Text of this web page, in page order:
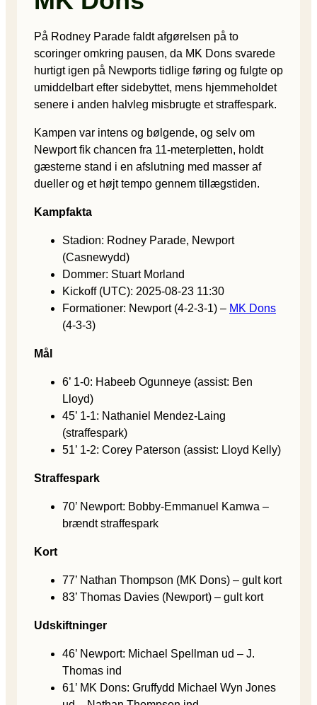
På Rodney Parade faldt afgørelsen på to
scoringer omkring pausen, da MK Dons svarede
hurtigt igen på Newports tidlige føring og fulgte op
umiddelbart efter sidebyttet, mens hjemmeholdet
senere i anden halvleg misbrugte et straffespark.
Kampen var intens og bølgende, og selv om
Newport fik chancen fra 11-meterpletten, holdt
gæsterne stand i en afslutning med masser af
dueller og et højt tempo gennem tillægstiden.
Kampfakta
Stadion: Rodney Parade, Newport
(Casnewydd)
Dommer: Stuart Morland
Kickoff (UTC): 2025-08-23 11:30
Formationer: Newport (4-2-3-1) – MK Dons
(4-3-3)
Mål
6’ 1-0: Habeeb Ogunneye (assist: Ben
Lloyd)
45’ 1-1: Nathaniel Mendez-Laing
(straffespark)
51’ 1-2: Corey Paterson (assist: Lloyd Kelly)
Straffespark
70’ Newport: Bobby-Emmanuel Kamwa –
brændt straffespark
Kort
77’ Nathan Thompson (MK Dons) – gult kort
83’ Thomas Davies (Newport) – gult kort
Udskiftninger
46’ Newport: Michael Spellman ud – J.
Thomas ind
61’ MK Dons: Gruffydd Michael Wyn Jones